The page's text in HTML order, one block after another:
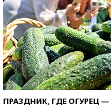
ПРАЗДНИК, ГДЕ ОГУРЕЦ